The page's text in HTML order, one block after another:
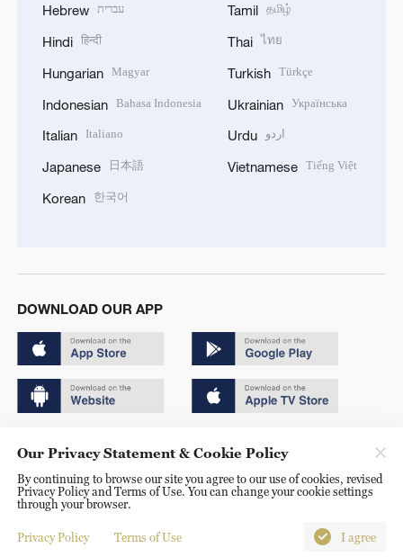
Hebrew עברית
Hindi हिन्दी
Hungarian Magyar
Indonesian Bahasa Indonesia
Italian Italiano
Japanese 日本語
Korean 한국어
Tamil தமிழ்
Thai ไทย
Turkish Türkçe
Ukrainian Українська
Urdu اردو
Vietnamese Tiếng Việt
DOWNLOAD OUR APP
京ICP备20000184号
京公网安备 11010502050052号
Disinformation report hotline: 010-85061466
Our Privacy Statement & Cookie Policy
By continuing to browse our site you agree to our use of cookies, revised
Privacy Policy and Terms of Use. You can change your cookie settings
through your browser.
Privacy Policy Terms of Use I agree